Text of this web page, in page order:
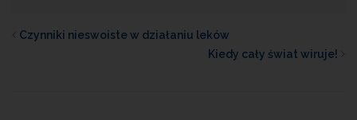
Czynniki nieswoiste w działaniu leków
Kiedy cały świat wiruje!